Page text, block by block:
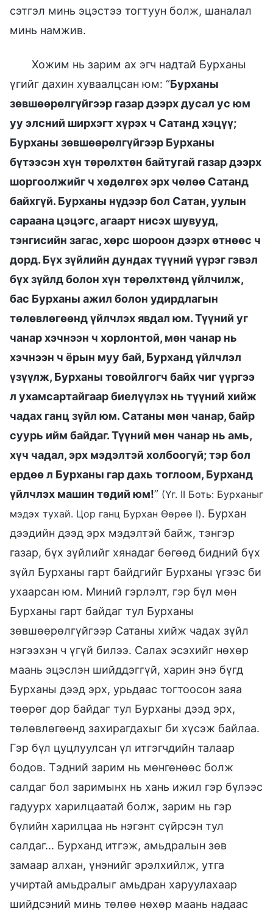
сэтгэл минь эцэстээ тогтуун болж, шаналал
минь намжив.
Хожим нь зарим ах эгч надтай Бурханы
үгийг дахин хуваалцсан юм: “Бурханы
зөвшөөрөлгүйгээр газар дээрх дусал ус юм
уу элсний ширхэгт хүрэх ч Сатанд хэцүү;
Бурханы зөвшөөрөлгүйгээр Бурханы
бүтээсэн хүн төрөлхтөн байтугай газар дээрх
шоргоолжийг ч хөдөлгөх эрх чөлөө Сатанд
байхгүй. Бурханы нүдээр бол Сатан, уулын
сараана цэцэгс, агаарт нисэх шувууд,
тэнгисийн загас, хөрс шороон дээрх өтнөөс ч
дорд. Бүх зүйлийн дундах түүний үүрэг гэвэл
бүх зүйлд болон хүн төрөлхтөнд үйлчилж,
бас Бурханы ажил болон удирдлагын
төлөвлөгөөнд үйлчлэх явдал юм. Түүний уг
чанар хэчнээн ч хорлонтой, мөн чанар нь
хэчнээн ч ёрын муу бай, Бурханд үйлчлэл
үзүүлж, Бурханы товойлгогч байх чиг үүргээ
л ухамсартайгаар биелүүлэх нь түүний хийж
чадах ганц зүйл юм. Сатаны мөн чанар, байр
суурь ийм байдаг. Түүний мөн чанар нь амь,
хүч чадал, эрх мэдэлтэй холбоогүй; тэр бол
ердөө л Бурханы гар дахь тоглоом, Бурханд
үйлчлэх машин төдий юм!” (Үг. II Боть: Бурханыг
мэдэх тухай. Цор ганц Бурхан Өөрөө I). Бурхан
дээдийн дээд эрх мэдэлтэй байж, тэнгэр
газар, бүх зүйлийг хянадаг бөгөөд бидний бүх
зүйл Бурханы гарт байдгийг Бурханы үгээс би
ухаарсан юм. Миний гэрлэлт, гэр бүл мөн
Бурханы гарт байдаг тул Бурханы
зөвшөөрөлгүйгээр Сатаны хийж чадах зүйл
нэгээхэн ч үгүй билээ. Салах эсэхийг нөхөр
маань эцэслэн шийддэггүй, харин энэ бүгд
Бурханы дээд эрх, урьдаас тогтоосон заяа
төөрөг дор байдаг тул Бурханы дээд эрх,
төлөвлөгөөнд захирагдахыг би хүсэж байлаа.
Гэр бүл цуцлуулсан үл итгэгчдийн талаар
бодов. Тэдний зарим нь мөнгөнөөс болж
салдаг бол заримынх нь хань ижил гэр бүлээс
гадуурх харилцаатай болж, зарим нь гэр
бүлийн харилцаа нь нэгэнт сүйрсэн тул
салдаг... Бурханд итгэж, амьдралын зөв
замаар алхан, үнэнийг эрэлхийлж, утга
учиртай амьдралыг амьдран харуулахаар
шийдсэний минь төлөө нөхөр маань надаас